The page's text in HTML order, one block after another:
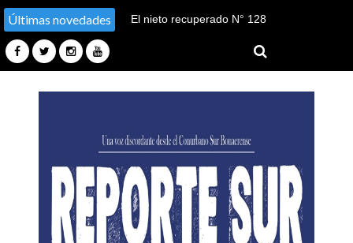
Últimas novedades
El nieto recuperado N° 128
sustracción y sustitución de
identidad en Tucumán